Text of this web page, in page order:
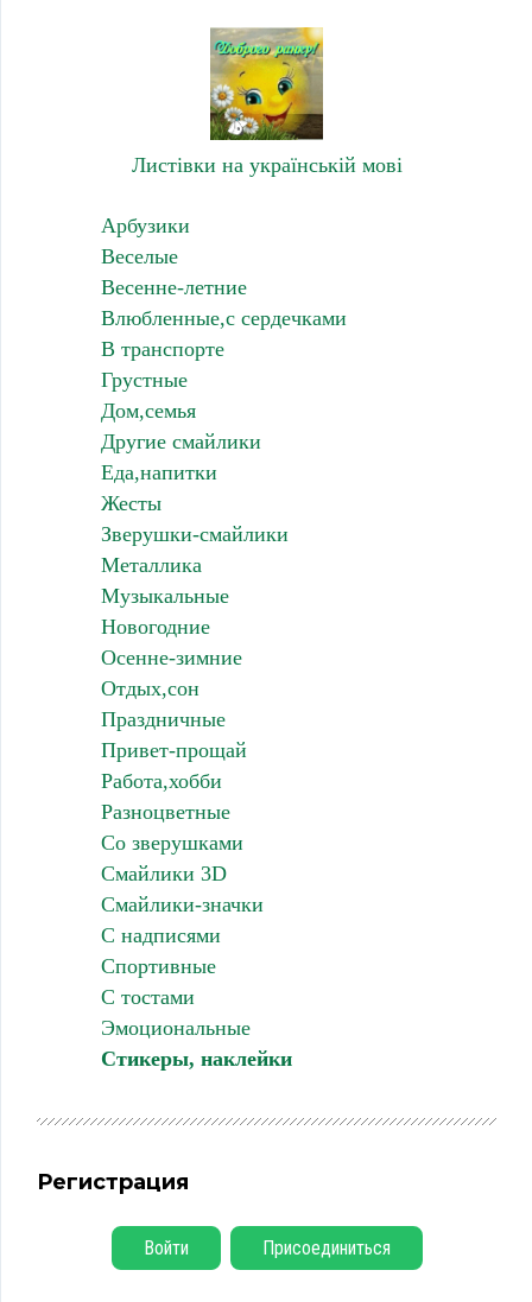
Листівки на українській мові
Арбузики
Веселые
Весенне-летние
Влюбленные,с сердечками
В транспорте
Грустные
Дом,семья
Другие смайлики
Еда,напитки
Жесты
Зверушки-смайлики
Металлика
Музыкальные
Новогодние
Осенне-зимние
Отдых,сон
Праздничные
Привет-прощай
Работа,хобби
Разноцветные
Со зверушками
Смайлики 3D
Смайлики-значки
С надписями
Спортивные
С тостами
Эмоциональные
Стикеры, наклейки
Регистрация
Войти Присоединиться